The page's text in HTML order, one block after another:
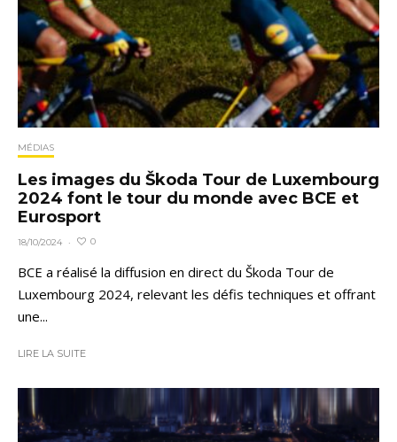
MÉDIAS
Les images du Škoda Tour de Luxembourg
2024 font le tour du monde avec BCE et
Eurosport
18/10/2024 · 0
BCE a réalisé la diffusion en direct du Škoda Tour de
Luxembourg 2024, relevant les défis techniques et offrant
une...
LIRE LA SUITE